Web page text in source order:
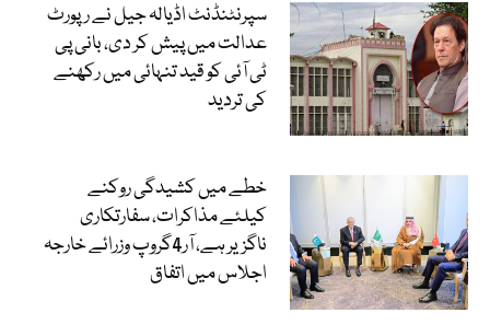
سپرنٹنڈنٹ اڈیالہ جیل نے رپورٹ
عدالت میں پیش کر دی، بانی پی
ٹی آئی کو قید تنہائی میں رکھنے
کی تردید
خطے میں کشیدگی روکنے
کیلئے مذاکرات، سفارتکاری
ناگزیر ہے، آر4گروپ وزرائے خارجہ
اجلاس میں اتفاق